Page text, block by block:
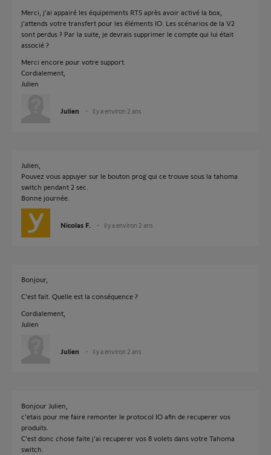
Merci, j’ai appairé les équipements RTS après avoir activé la box,
j’attends votre transfert pour les éléments IO. Les scénarios de la V2
sont perdus ? Par la suite, je devrais supprimer le compte qui lui était
associé ?
Merci encore pour votre support.
Cordialement,
Julien
Julien il y a environ 2 ans
Julien,
Pouvez vous appuyer sur le bouton prog qui ce trouve sous la tahoma
switch pendant 2 sec.
Bonne journée.
Nicolas F. il y a environ 2 ans
Bonjour,
C’est fait. Quelle est la conséquence ?
Cordialement,
Julien
Julien il y a environ 2 ans
Bonjour Julien,
c'etais pour me faire remonter le protocol IO afin de recuperer vos
produits.
C'est donc chose faite j'ai recuperer vos 8 volets dans votre Tahoma
switch.